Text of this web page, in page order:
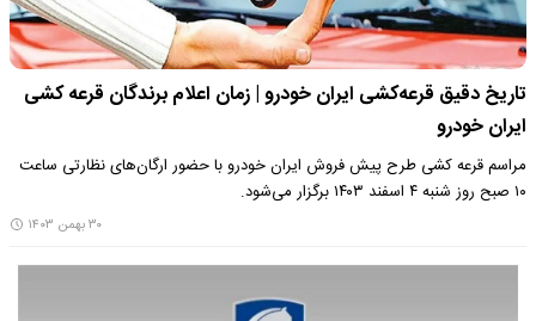
تاریخ دقیق قرعه‌کشی ایران خودرو | زمان اعلام برندگان قرعه کشی
ایران خودرو
مراسم قرعه کشی طرح پیش فروش ایران خودرو با حضور ارگان‌های نظارتی ساعت
۱۰ صبح روز شنبه ۴ اسفند ۱۴۰۳ برگزار می‌شود.
۳۰ بهمن ۱۴۰۳